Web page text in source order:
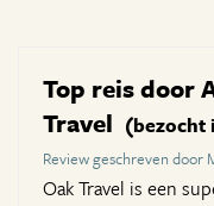
Top reis door
Travel (bezocht
Review geschreven door
Oak Travel is een